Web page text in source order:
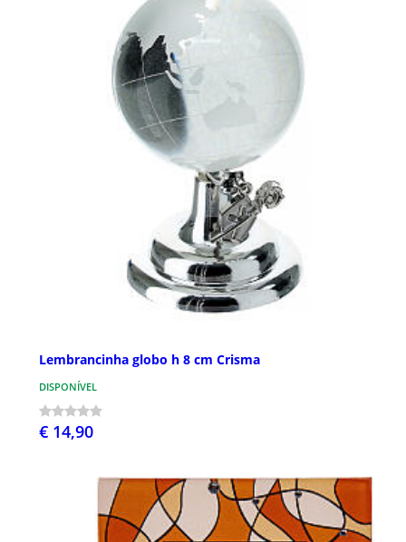
Lembrancinha globo h 8 cm Crisma
DISPONÍVEL
€ 14,90